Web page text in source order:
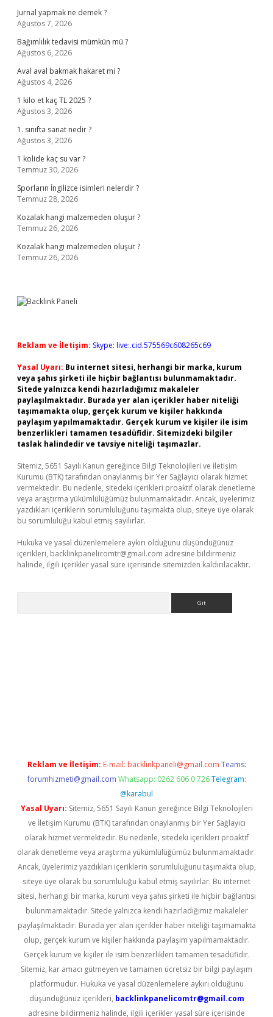
Jurnal yapmak ne demek ?
Ağustos 7, 2026
Bağımlılık tedavisi mümkün mü ?
Ağustos 6, 2026
Aval aval bakmak hakaret mi ?
Ağustos 4, 2026
1 kilo et kaç TL 2025 ?
Ağustos 3, 2026
1. sınıfta sanat nedir ?
Ağustos 3, 2026
1 kolide kaç su var ?
Temmuz 30, 2026
Sporların İngilizce isimleri nelerdir ?
Temmuz 28, 2026
Kozalak hangi malzemeden oluşur ?
Temmuz 26, 2026
Kozalak hangi malzemeden oluşur ?
Temmuz 26, 2026
Reklam ve İletişim: Skype: live:.cid.575569c608265c69
Yasal Uyarı: Bu internet sitesi, herhangi bir marka, kurum
veya şahıs şirketi ile hiçbir bağlantısı bulunmamaktadır.
Sitede yalnızca kendi hazırladığımız makaleler
paylaşılmaktadır. Burada yer alan içerikler haber niteliği
taşımamakta olup, gerçek kurum ve kişiler hakkında
paylaşım yapılmamaktadır. Gerçek kurum ve kişiler ile isim
benzerlikleri tamamen tesadüfidir. Sitemizdeki bilgiler
taslak halindedir ve tavsiye niteliği taşımazlar.
Sitemiz, 5651 Sayılı Kanun gereğince Bilgi Teknolojileri ve İletişim
Kurumu (BTK) tarafından onaylanmış bir Yer Sağlayıcı olarak hizmet
vermektedir. Bu nedenle, sitedeki içerikleri proaktif olarak denetleme
veya araştırma yükümlülüğümüz bulunmamaktadır. Ancak, üyelerimiz
yazdıkları içeriklerin sorumluluğunu taşımakta olup, siteye üye olarak
bu sorumluluğu kabul etmiş sayılırlar.
Hukuka ve yasal düzenlemelere aykırı olduğunu düşündüğünüz
içerikleri, backlinkpanelicomtr@gmail.com adresine bildirmeniz
halinde, ilgili içerikler yasal süre içerisinde sitemizden kaldırılacaktır.
Reklam ve İletişim: E-mail: backlinkpaneli@gmail.com Teams:
forumhizmeti@gmail.com Whatsapp: 0262 606 0 726 Telegram:
@karabul
Yasal Uyarı: Sitemiz, 5651 Sayılı Kanun gereğince Bilgi Teknolojileri
ve İletişim Kurumu (BTK) tarafından onaylanmış bir Yer Sağlayıcı
olarak hizmet vermektedir. Bu nedenle, sitedeki içerikleri proaktif
olarak denetleme veya araştırma yükümlülüğümüz bulunmamaktadır.
Ancak, üyelerimiz yazdıkları içeriklerin sorumluluğunu taşımakta olup,
siteye üye olarak bu sorumluluğu kabul etmiş sayılırlar. Bu internet
sitesi, herhangi bir marka, kurum veya şahıs şirketi ile hiçbir bağlantısı
bulunmamaktadır. Sitede yalnızca kendi hazırladığımız makaleler
paylaşılmaktadır. Burada yer alan içerikler haber niteliği taşımamakta
olup, gerçek kurum ve kişiler hakkında paylaşım yapılmamaktadır.
Gerçek kurum ve kişiler ile isim benzerlikleri tamamen tesadüfidir.
Sitemiz, kar amacı gütmeyen ve tamamen ücretsiz bir bilgi paylaşım
platformudur. Hukuka ve yasal düzenlemelere aykırı olduğunu
düşündüğünüz içerikleri, backlinkpanelicomtr@gmail.com
adresine bildirmeniz halinde, ilgili içerikler yasal süre içerisinde